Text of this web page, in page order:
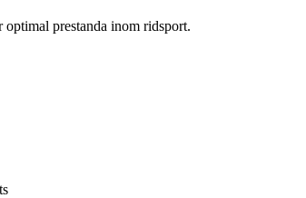
prestanda inom ridsport.